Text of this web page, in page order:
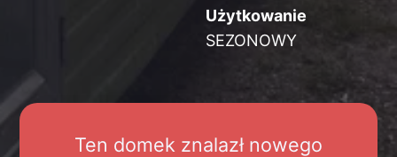
Ten domek znalazł nowego
Użytkowanie
SEZONOWY